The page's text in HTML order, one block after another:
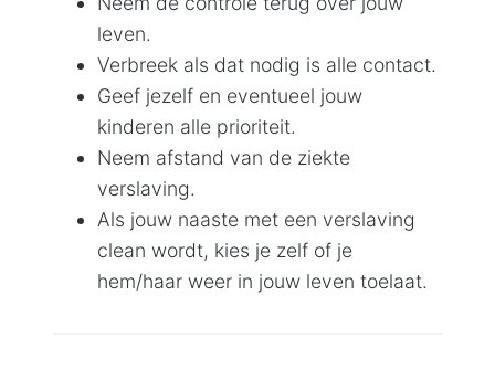
leven.
Verbreek als dat nodig is alle contact.
Geef jezelf en eventueel jouw
kinderen alle prioriteit.
Neem afstand van de ziekte
verslaving.
Als jouw naaste met een verslaving
clean wordt, kies je zelf of je
hem/haar weer in jouw leven toelaat.